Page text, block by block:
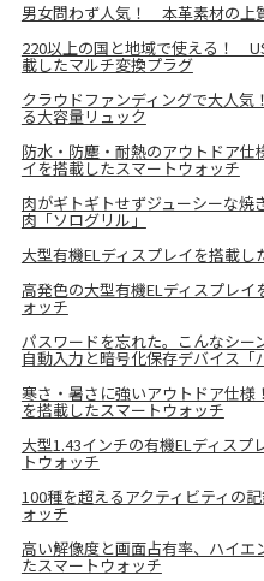
男女問わず人気！ 本革素材の上
220以上の国と地域で使える！
載したマルチ変換プラグ
クラウドファンディングで大人気
る大容量リュック
防水・防塵・耐熱のアウトドア仕
イを搭載したスマートウォッチ
肉がギトギトせずジューシーな焼
肉「ソログリル」
大型有機ELディスプレイを搭載
高発色の大型有機ELディスプレ
ォッチ
パスワードを忘れた。こんなシー
自動入力と暗号化保存デバイス「
寒さ・暑さに強いアウトドア仕様
を搭載したスマートウォッチ
大型1.43インチの有機ELディス
トウォッチ
100種を超えるアクティビティの
ォッチ
高い解像度と画面占有率、ハイ
たスマートウォッチ